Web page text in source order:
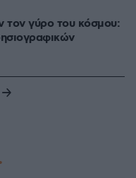
τον γύρο του κόσμου: